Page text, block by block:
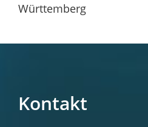
Württemberg
Kontakt